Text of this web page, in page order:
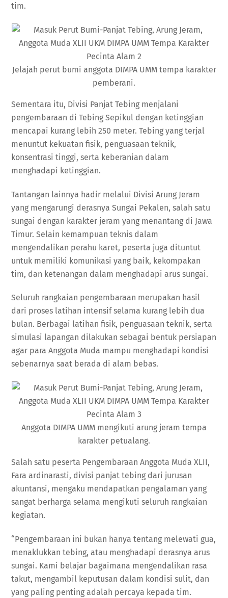
tim.
Jelajah perut bumi anggota DIMPA UMM tempa karakter
pemberani.
Sementara itu, Divisi Panjat Tebing menjalani
pengembaraan di Tebing Sepikul dengan ketinggian
mencapai kurang lebih 250 meter. Tebing yang terjal
menuntut kekuatan fisik, penguasaan teknik,
konsentrasi tinggi, serta keberanian dalam
menghadapi ketinggian.
Tantangan lainnya hadir melalui Divisi Arung Jeram
yang mengarungi derasnya Sungai Pekalen, salah satu
sungai dengan karakter jeram yang menantang di Jawa
Timur. Selain kemampuan teknis dalam
mengendalikan perahu karet, peserta juga dituntut
untuk memiliki komunikasi yang baik, kekompakan
tim, dan ketenangan dalam menghadapi arus sungai.
Seluruh rangkaian pengembaraan merupakan hasil
dari proses latihan intensif selama kurang lebih dua
bulan. Berbagai latihan fisik, penguasaan teknik, serta
simulasi lapangan dilakukan sebagai bentuk persiapan
agar para Anggota Muda mampu menghadapi kondisi
sebenarnya saat berada di alam bebas.
Anggota DIMPA UMM mengikuti arung jeram tempa
karakter petualang.
Salah satu peserta Pengembaraan Anggota Muda XLII,
Fara ardinarasti, divisi panjat tebing dari jurusan
akuntansi, mengaku mendapatkan pengalaman yang
sangat berharga selama mengikuti seluruh rangkaian
kegiatan.
“Pengembaraan ini bukan hanya tentang melewati gua,
menaklukkan tebing, atau menghadapi derasnya arus
sungai. Kami belajar bagaimana mengendalikan rasa
takut, mengambil keputusan dalam kondisi sulit, dan
yang paling penting adalah percaya kepada tim.